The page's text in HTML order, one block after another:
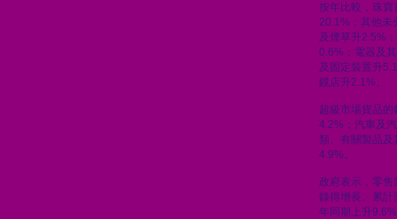
按年比較，珠寶
20.1%；其他未
及煙草升2.5%
0.6%；電器及
及固定裝置升
鏡店升2.1%。
超級市場貨品
4.2%；汽車及
類、有關製品
4.9%。
政府表示，零
錄得增長。累計
年同期上升